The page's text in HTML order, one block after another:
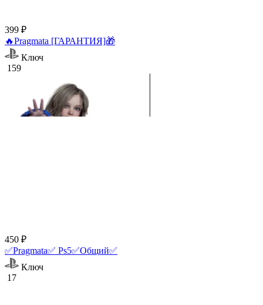
399 ₽
🔥Pragmata [ГАРАНТИЯ]🎁
Ключ
159
450 ₽
✅Pragmata✅ Ps5✅Общий✅
Ключ
17